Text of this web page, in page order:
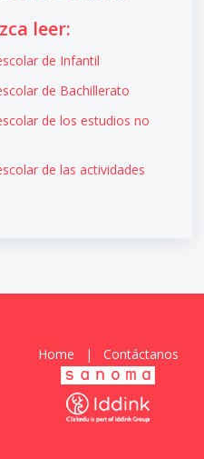
leer:
de Infantil
de Bachillerato
de los estudios no
de las actividades
Home | Contáctanos